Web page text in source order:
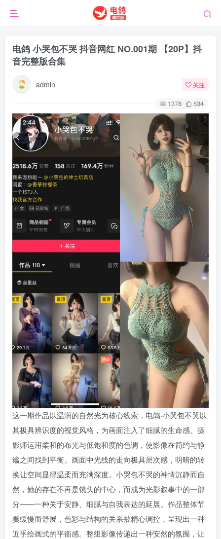
电鸽 小哭包不哭 抖音网红 NO.001期 【20P】抖
音完整版合集
admin 关注
1378 534
这一期作品以温润的自然光为核心线索，电鸽·小哭包不哭以
其极具辨识度的视觉风格，为画面注入了细腻的生命感。摄
影师运用柔和的布光与低饱和度的色调，使影像在简约与静
谧之间找到平衡。画面中光线的走向极具层次感，明暗的转
换让空间显得温柔而充满深度。小哭包不哭的神情沉静而自
然，她的存在不再是镜头的中心，而成为光影叙事中的一部
分——一种关于安静、细腻与自我表达的延展。作品整体节
奏缓慢而舒展，色彩与结构的关系被精心调控，呈现出一种
近乎绘画式的平衡感。整组影像传递出一种安然的氛围，让